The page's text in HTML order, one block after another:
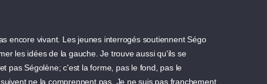
encore vivant. Les jeunes interrogés soutiennent Ségo
les idées de la gauche. Je trouve aussi qu'ils se
pas Ségolène; c'est la forme, pas le fond, pas le
ne la comprennent pas. Je ne suis pas franchement